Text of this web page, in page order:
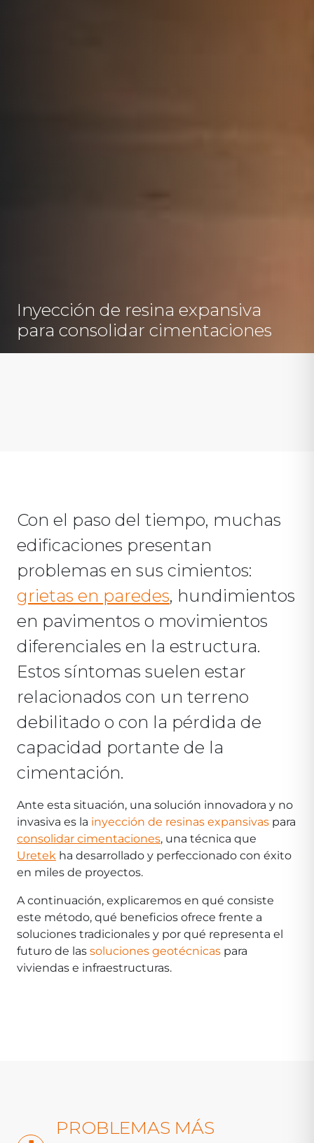
Inyección de resina expansiva
para consolidar cimentaciones
Con el paso del tiempo, muchas
edificaciones presentan
problemas en sus cimientos:
grietas en paredes, hundimientos
en pavimentos o movimientos
diferenciales en la estructura.
Estos síntomas suelen estar
relacionados con un terreno
debilitado o con la pérdida de
capacidad portante de la
cimentación.
Ante esta situación, una solución innovadora y no
invasiva es la inyección de resinas expansivas para
consolidar cimentaciones, una técnica que
Uretek ha desarrollado y perfeccionado con éxito
en miles de proyectos.
A continuación, explicaremos en qué consiste
este método, qué beneficios ofrece frente a
soluciones tradicionales y por qué representa el
futuro de las soluciones geotécnicas para
viviendas e infraestructuras.
PROBLEMAS MÁS